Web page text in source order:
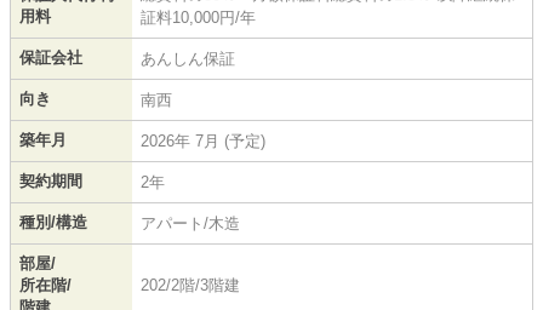
用料
証料10,000円/年
保証会社 あんしん保証
向き 南西
築年月 2026年 7月 (予定)
契約期間 2年
種別/構造 アパート/木造
部屋/
所在階/
202/2階/3階建